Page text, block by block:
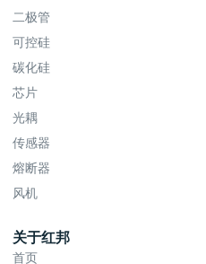
二极管
可控硅
碳化硅
芯片
光耦
传感器
熔断器
风机
关于红邦
首页